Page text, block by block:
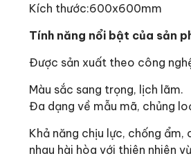
Kích thước:600x600mm
Tính năng nổi bật của sản
Được sản xuất theo công
Màu sắc sang trọng, lịch lãm.
Đa dạng về mẫu mã, chủng
Khả năng chịu lực, chống
nhau hài hòa với thiên nhiên